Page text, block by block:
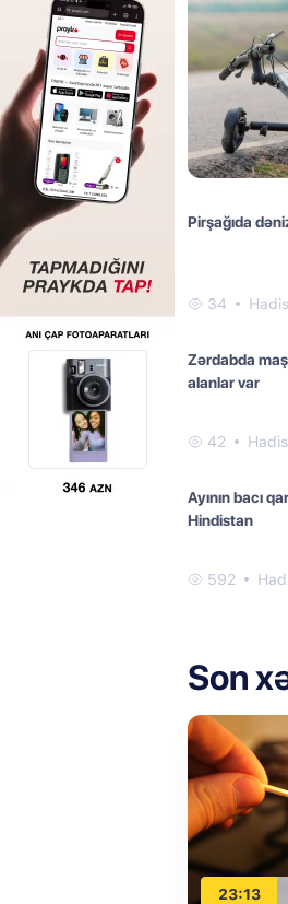
Pirşağıda
34
Zərdabda
alanlar var
42
Ayının bacı
Hindistan
592
Son
23:13